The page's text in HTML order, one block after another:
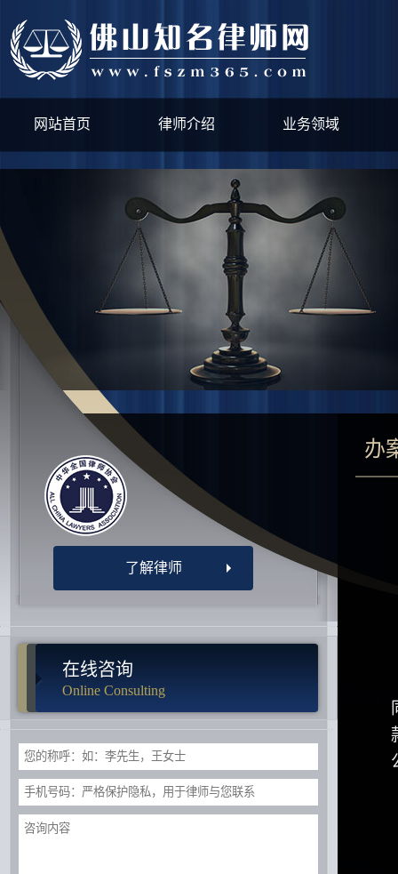
网站首页 律师介绍 业务领域
了解律师
在线咨询
Online Consulting
办